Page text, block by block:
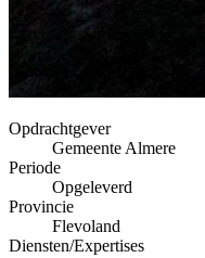
Opdrachtgever
Gemeente Almere
Periode
Opgeleverd
Provincie
Flevoland
Diensten/Expertises